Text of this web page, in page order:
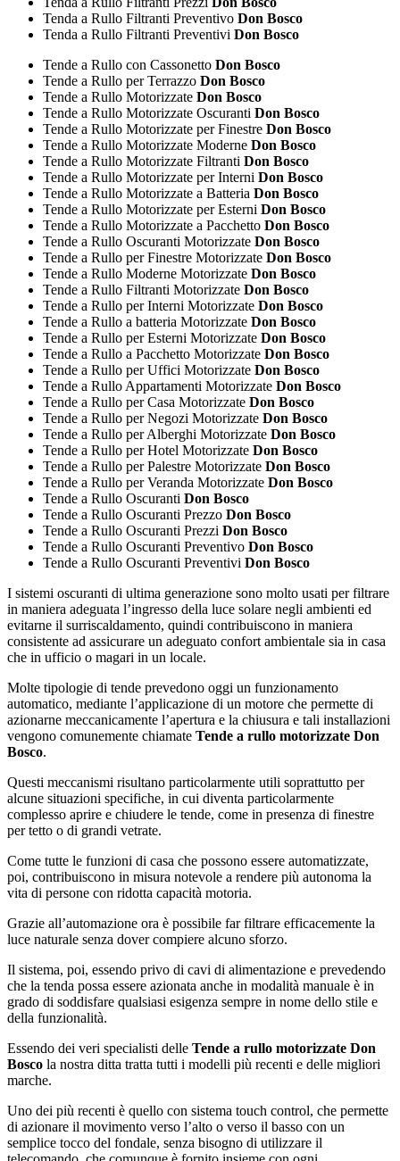
Tenda a Rullo Filtranti Preventivo Don Bosco
Tenda a Rullo Filtranti Preventivi Don Bosco
Tende a Rullo con Cassonetto Don Bosco
Tende a Rullo per Terrazzo Don Bosco
Tende a Rullo Motorizzate Don Bosco
Tende a Rullo Motorizzate Oscuranti Don Bosco
Tende a Rullo Motorizzate per Finestre Don Bosco
Tende a Rullo Motorizzate Moderne Don Bosco
Tende a Rullo Motorizzate Filtranti Don Bosco
Tende a Rullo Motorizzate per Interni Don Bosco
Tende a Rullo Motorizzate a Batteria Don Bosco
Tende a Rullo Motorizzate per Esterni Don Bosco
Tende a Rullo Motorizzate a Pacchetto Don Bosco
Tende a Rullo Oscuranti Motorizzate Don Bosco
Tende a Rullo per Finestre Motorizzate Don Bosco
Tende a Rullo Moderne Motorizzate Don Bosco
Tende a Rullo Filtranti Motorizzate Don Bosco
Tende a Rullo per Interni Motorizzate Don Bosco
Tende a Rullo a batteria Motorizzate Don Bosco
Tende a Rullo per Esterni Motorizzate Don Bosco
Tende a Rullo a Pacchetto Motorizzate Don Bosco
Tende a Rullo per Uffici Motorizzate Don Bosco
Tende a Rullo Appartamenti Motorizzate Don Bosco
Tende a Rullo per Casa Motorizzate Don Bosco
Tende a Rullo per Negozi Motorizzate Don Bosco
Tende a Rullo per Alberghi Motorizzate Don Bosco
Tende a Rullo per Hotel Motorizzate Don Bosco
Tende a Rullo per Palestre Motorizzate Don Bosco
Tende a Rullo per Veranda Motorizzate Don Bosco
Tende a Rullo Oscuranti Don Bosco
Tende a Rullo Oscuranti Prezzo Don Bosco
Tende a Rullo Oscuranti Prezzi Don Bosco
Tende a Rullo Oscuranti Preventivo Don Bosco
Tende a Rullo Oscuranti Preventivi Don Bosco
I sistemi oscuranti di ultima generazione sono molto usati per filtrare
in maniera adeguata l’ingresso della luce solare negli ambienti ed
evitarne il surriscaldamento, quindi contribuiscono in maniera
consistente ad assicurare un adeguato confort ambientale sia in casa
che in ufficio o magari in un locale.
Molte tipologie di tende prevedono oggi un funzionamento
automatico, mediante l’applicazione di un motore che permette di
azionarne meccanicamente l’apertura e la chiusura e tali installazioni
vengono comunemente chiamate Tende a rullo motorizzate Don
Bosco.
Questi meccanismi risultano particolarmente utili soprattutto per
alcune situazioni specifiche, in cui diventa particolarmente
complesso aprire e chiudere le tende, come in presenza di finestre
per tetto o di grandi vetrate.
Come tutte le funzioni di casa che possono essere automatizzate,
poi, contribuiscono in misura notevole a rendere più autonoma la
vita di persone con ridotta capacità motoria.
Grazie all’automazione ora è possibile far filtrare efficacemente la
luce naturale senza dover compiere alcuno sforzo.
Il sistema, poi, essendo privo di cavi di alimentazione e prevedendo
che la tenda possa essere azionata anche in modalità manuale è in
grado di soddisfare qualsiasi esigenza sempre in nome dello stile e
della funzionalità.
Essendo dei veri specialisti delle Tende a rullo motorizzate Don
Bosco la nostra ditta tratta tutti i modelli più recenti e delle migliori
marche.
Uno dei più recenti è quello con sistema touch control, che permette
di azionare il movimento verso l’alto o verso il basso con un
semplice tocco del fondale, senza bisogno di utilizzare il